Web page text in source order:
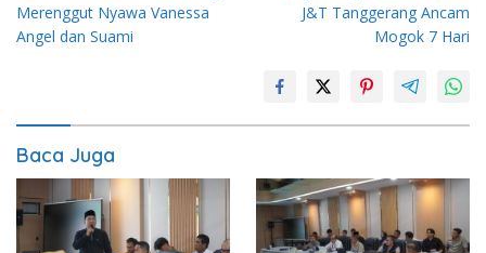
Merenggut Nyawa Vanessa
Angel dan Suami
J&T Tanggerang Ancam
Mogok 7 Hari
Baca Juga